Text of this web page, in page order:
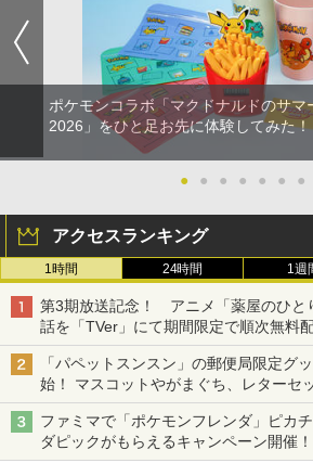
ポケモンコラボ「マクドナルドのサマ
2026」をひと足お先に体験してみた！
● ● ● ● ● ● ●
アクセスランキング
1時間 24時間 1週
第3期放送記念！ アニメ「薬屋のひと
話を「TVer」にて期間限定で順次無料
「パペットスンスン」の郵便局限定グ
始！ マスコットやがまぐち、レターセ
ファミマで「ポケモンフレンダ」ピカ
ダピックがもらえるキャンペーン開催！